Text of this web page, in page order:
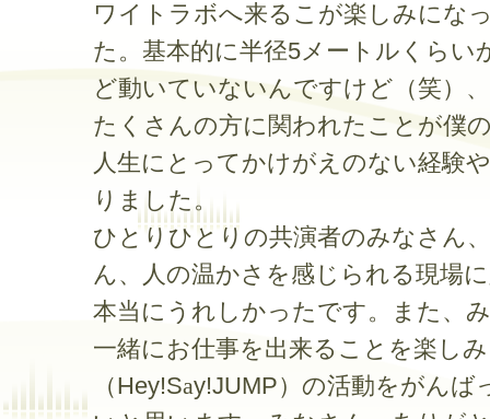
ワイトラボへ来るこが楽しみにな
た。基本的に半径5メートルくらい
ど動いていないんですけど（笑）
たくさんの方に関われたことが僕
人生にとってかけがえのない経験
りました。
ひとりひとりの共演者のみなさん
ん、人の温かさを感じられる現場
本当にうれしかったです。また、
一緒にお仕事を出来ることを楽し
（Hey!Say!JUMP）の活動をがんば